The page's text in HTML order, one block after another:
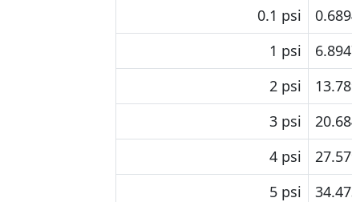
0.1 psi
1 psi
2 psi
3 psi
4 psi
5 psi